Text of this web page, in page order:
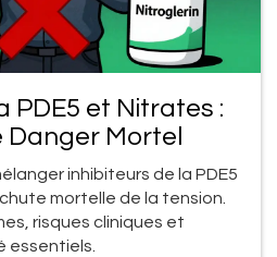
PDE5 et Nitrates :
Mortel
inhibiteurs de la PDE5
mortelle de la tension.
risques cliniques et
essentiels.